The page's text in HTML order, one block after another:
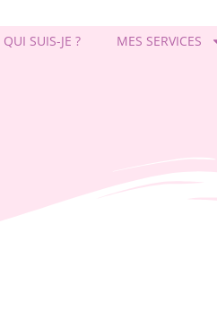
QUI SUIS-JE ? MES SERVICES